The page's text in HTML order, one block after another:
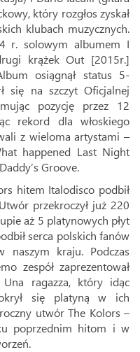
który rozgłos zyskał
klubach muzycznych.
r. solowym albumem I
krążek Out [2015r.]
osiągnął status 5-
się na szczyt Oficjalnej
pozycję przez 12
rekord dla włoskiego
z wieloma artystami –
happened Last Night
Groove.
hitem Italodisco podbił
przekroczył już 220
aż 5 platynowych płyt
serca polskich fanów
naszym kraju. Podczas
zespół zaprezentował
ragazza, który idąc
się platyną w ich
utwór The Kolors –
poprzednim hitom i w